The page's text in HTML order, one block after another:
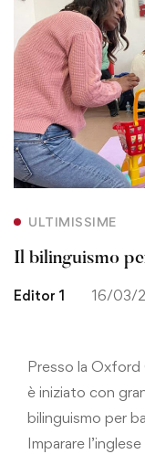
ULTIMISSIME
Il bilinguismo
Editor 1 16/03/
Presso la
è iniziato con
bilinguismo per
Imparare